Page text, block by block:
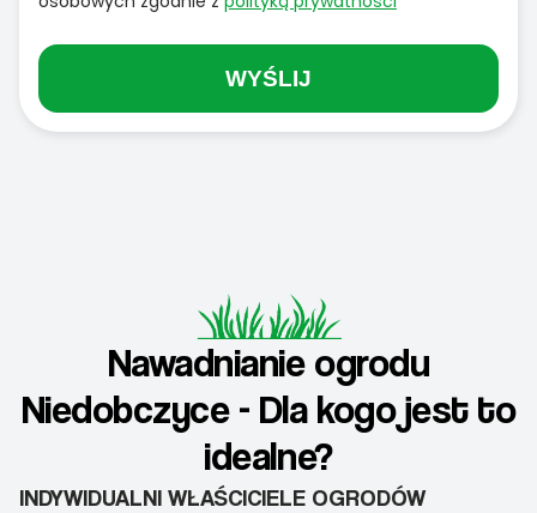
WYŚLIJ
Nawadnianie ogrodu
Niedobczyce - Dla kogo jest to
idealne?
INDYWIDUALNI WŁAŚCICIELE OGRODÓW